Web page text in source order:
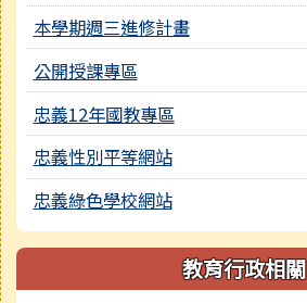
本學期週三進修計畫
公開授課專區
忠義12年國教專區
忠義性別平等網站
忠義綠色學校網站
教育行政相關